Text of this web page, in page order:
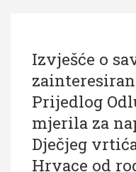
Vijesti
Obavijesti
Općina Hrvace
Općinska tijela
Izvješće o
Prijedlog
mjerila za
Dječjeg
Hrvace od